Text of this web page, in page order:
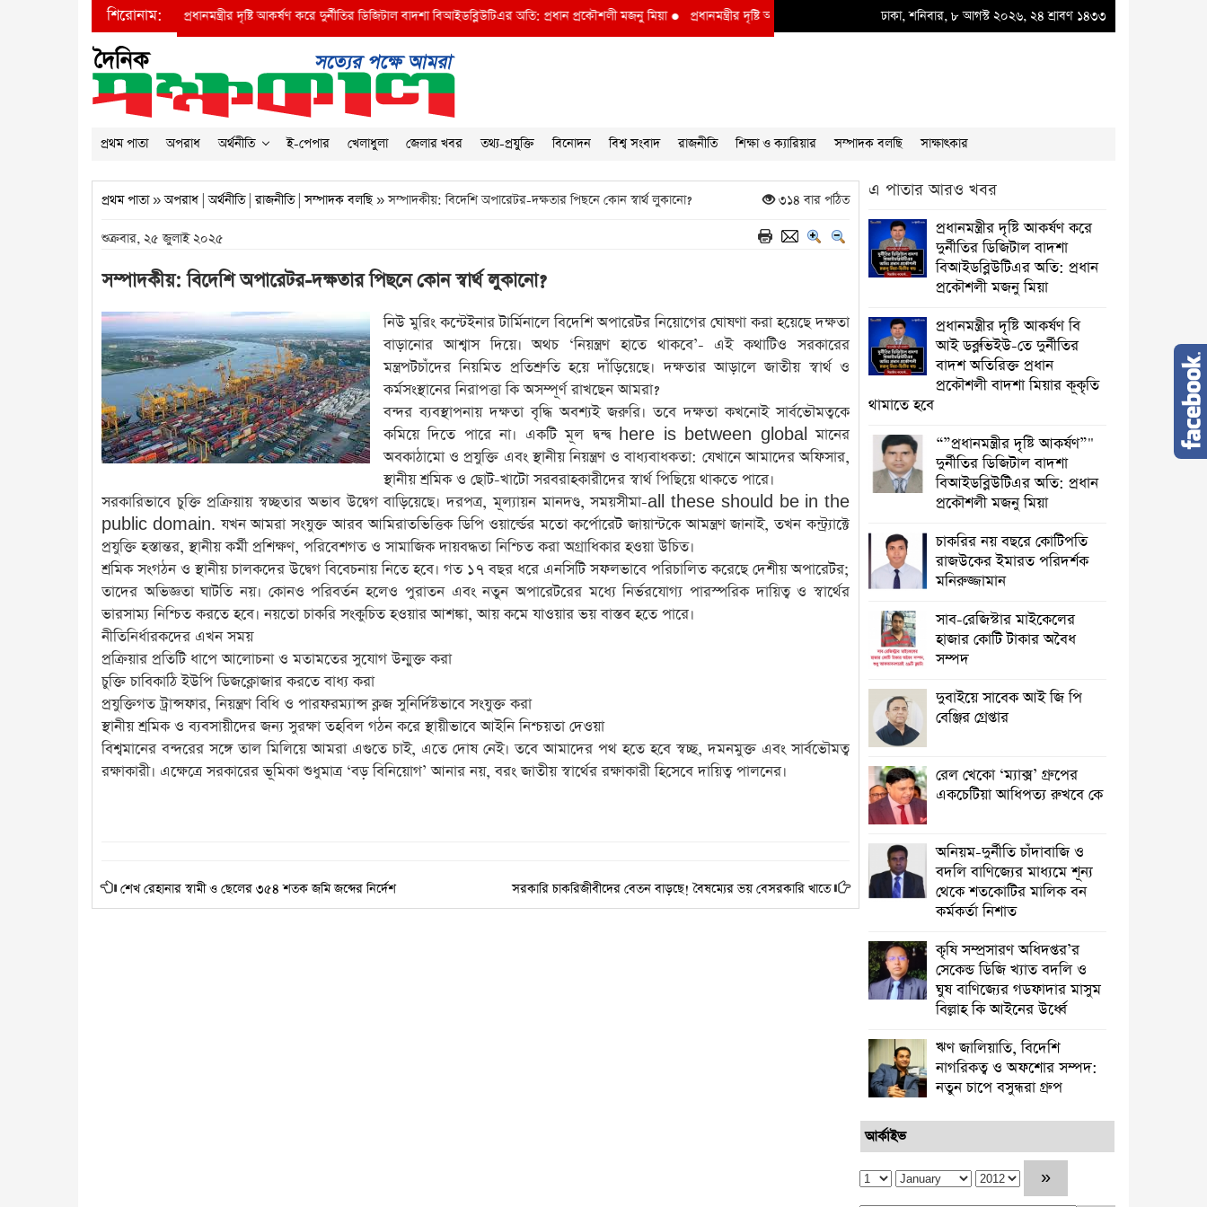
শিরোনাম:
●প্রধানমন্ত্রীর দৃষ্টি আকর্ষণ করে দুর্নীতির ডিজিটাল বাদশা বিআইডব্লিউটিএর অতি: প্রধান প্রকৌশলী মজনু মিয়া●প্রধানমন্ত্রীর দৃষ্টি আকর্ষণ বি আই ডব্লুভিইউ-তে দুর্নীতির বাদশ অতিরিক্ত প্রধান প্রকৌশলী বাদশা মিয়ার কূকৃতি থামাতে হবে
ঢাকা, শনিবার, ৮ আগস্ট ২০২৬, ২৪ শ্রাবণ ১৪৩৩
প্রথম পাতা অপরাধ অর্থনীতি ই-পেপার খেলাধুলা জেলার খবর তথ্য-প্রযুক্তি বিনোদন বিশ্ব সংবাদ রাজনীতি শিক্ষা ও ক্যারিয়ার সম্পাদক বলছি সাক্ষাৎকার
প্রথম পাতা»অপরাধ |অর্থনীতি|রাজনীতি|সম্পাদক বলছি» সম্পাদকীয়: বিদেশি অপারেটর-দক্ষতার পিছনে কোন স্বার্থ লুকানো? ৩১৪ বার পঠিত
শুক্রবার, ২৫ জুলাই ২০২৫
সম্পাদকীয়: বিদেশি অপারেটর-দক্ষতার পিছনে কোন স্বার্থ লুকানো?
নিউ মুরিং কন্টেইনার টার্মিনালে বিদেশি অপারেটর নিয়োগের ঘোষণা করা হয়েছে দক্ষতা
বাড়ানোর আশ্বাস দিয়ে। অথচ ‘নিয়ন্ত্রণ হাতে থাকবে’- এই কথাটিও সরকারের
মন্ত্রপটচাঁদের নিয়মিত প্রতিশ্রুতি হয়ে দাঁড়িয়েছে। দক্ষতার আড়ালে জাতীয় স্বার্থ ও
কর্মসংস্থানের নিরাপত্তা কি অসম্পূর্ণ রাখছেন আমরা?
বন্দর ব্যবস্থাপনায় দক্ষতা বৃদ্ধি অবশ্যই জরুরি। তবে দক্ষতা কখনোই সার্বভৌমত্বকে
কমিয়ে দিতে পারে না। একটি মূল দ্বন্দ্ব here is between global মানের
অবকাঠামো ও প্রযুক্তি এবং স্থানীয় নিয়ন্ত্রণ ও বাধ্যবাধকতা: যেখানে আমাদের অফিসার,
স্থানীয় শ্রমিক ও ছোট-খাটো সরবরাহকারীদের স্বার্থ পিছিয়ে থাকতে পারে।
সরকারিভাবে চুক্তি প্রক্রিয়ায় স্বচ্ছতার অভাব উদ্বেগ বাড়িয়েছে। দরপত্র, মূল্যায়ন মানদণ্ড, সময়সীমা-all these should be in the
public domain. যখন আমরা সংযুক্ত আরব আমিরাতভিত্তিক ডিপি ওয়ার্ল্ডের মতো কর্পোরেট জায়ান্টকে আমন্ত্রণ জানাই, তখন কন্ট্র্যাক্টে
প্রযুক্তি হস্তান্তর, স্থানীয় কর্মী প্রশিক্ষণ, পরিবেশগত ও সামাজিক দায়বদ্ধতা নিশ্চিত করা অগ্রাধিকার হওয়া উচিত।
শ্রমিক সংগঠন ও স্থানীয় চালকদের উদ্বেগ বিবেচনায় নিতে হবে। গত ১৭ বছর ধরে এনসিটি সফলভাবে পরিচালিত করেছে দেশীয় অপারেটর;
তাদের অভিজ্ঞতা ঘাটতি নয়। কোনও পরিবর্তন হলেও পুরাতন এবং নতুন অপারেটরের মধ্যে নির্ভরযোগ্য পারস্পরিক দায়িত্ব ও স্বার্থের
ভারসাম্য নিশ্চিত করতে হবে। নয়তো চাকরি সংকুচিত হওয়ার আশঙ্কা, আয় কমে যাওয়ার ভয় বাস্তব হতে পারে।
নীতিনির্ধারকদের এখন সময়
প্রক্রিয়ার প্রতিটি ধাপে আলোচনা ও মতামতের সুযোগ উন্মুক্ত করা
চুক্তি চাবিকাঠি ইউপি ডিজক্লোজার করতে বাধ্য করা
প্রযুক্তিগত ট্রান্সফার, নিয়ন্ত্রণ বিধি ও পারফরম্যান্স ক্লজ সুনির্দিষ্টভাবে সংযুক্ত করা
স্থানীয় শ্রমিক ও ব্যবসায়ীদের জন্য সুরক্ষা তহবিল গঠন করে স্থায়ীভাবে আইনি নিশ্চয়তা দেওয়া
বিশ্বমানের বন্দরের সঙ্গে তাল মিলিয়ে আমরা এগুতে চাই, এতে দোষ নেই। তবে আমাদের পথ হতে হবে স্বচ্ছ, দমনমুক্ত এবং সার্বভৌমত্ব
রক্ষাকারী। এক্ষেত্রে সরকারের ভূমিকা শুধুমাত্র ‘বড় বিনিয়োগ’ আনার নয়, বরং জাতীয় স্বার্থের রক্ষাকারী হিসেবে দায়িত্ব পালনের।
শেখ রেহানার স্বামী ও ছেলের ৩৫৪ শতক জমি জব্দের নির্দেশ সরকারি চাকরিজীবীদের বেতন বাড়ছে! বৈষম্যের ভয় বেসরকারি খাতে
এ পাতার আরও খবর
প্রধানমন্ত্রীর দৃষ্টি আকর্ষণ করে
দুর্নীতির ডিজিটাল বাদশা
বিআইডব্লিউটিএর অতি: প্রধান
প্রকৌশলী মজনু মিয়া
প্রধানমন্ত্রীর দৃষ্টি আকর্ষণ বি
আই ডব্লুভিইউ-তে দুর্নীতির
বাদশ অতিরিক্ত প্রধান
প্রকৌশলী বাদশা মিয়ার কূকৃতি
থামাতে হবে
“”প্রধানমন্ত্রীর দৃষ্টি আকর্ষণ”"
দুর্নীতির ডিজিটাল বাদশা
বিআইডব্লিউটিএর অতি: প্রধান
প্রকৌশলী মজনু মিয়া
চাকরির নয় বছরে কোটিপতি
রাজউকের ইমারত পরিদর্শক
মনিরুজ্জামান
সাব-রেজিস্টার মাইকেলের
হাজার কোটি টাকার অবৈধ
সম্পদ
দুবাইয়ে সাবেক আই জি পি
বেঞ্জির গ্রেপ্তার
রেল খেকো ‘ম্যাক্স’ গ্রুপের
একচেটিয়া আধিপত্য রুখবে কে
অনিয়ম-দুর্নীতি চাঁদাবাজি ও
বদলি বাণিজ্যের মাধ্যমে শূন্য
থেকে শতকোটির মালিক বন
কর্মকর্তা নিশাত
কৃষি সম্প্রসারণ অধিদপ্তর’র
সেকেন্ড ডিজি খ্যাত বদলি ও
ঘুষ বাণিজ্যের গডফাদার মাসুম
বিল্লাহ কি আইনের উর্ধ্বে
ঋণ জালিয়াতি, বিদেশি
নাগরিকত্ব ও অফশোর সম্পদ:
নতুন চাপে বসুন্ধরা গ্রুপ
আর্কাইভ